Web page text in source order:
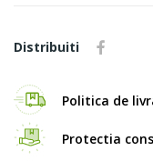
Distribuiti
Politica de
Protectia